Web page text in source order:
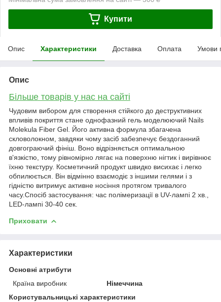
Купити
Опис Характеристики Доставка Оплата Умови
Опис
Більше товарів у нас на сайті
Чудовим вибором для створення стійкого до деструктивних
впливів покриття стане однофазний гель моделюючий Nails
Molekula Fiber Gel. Його активна формула збагачена
скловолокном, завдяки чому засіб забезпечує бездоганний
довгограючий фініш. Воно відрізняється оптимальною
в'язкістю, тому рівномірно лягає на поверхню нігтик і вирівнює
їхню текстуру. Косметичний продукт швидко висихає і легко
обпилюється. Він відмінно взаємодіє з іншими гелями і з
гідністю витримує активне носіння протягом тривалого
часу.Спосіб застосування: час полімеризації в UV-лампі 2 хв.,
LED-лампі 30-40 сек.
Приховати
Характеристики
Основні атрибути
Країна виробник
Німеччина
Користувальницькі характеристики